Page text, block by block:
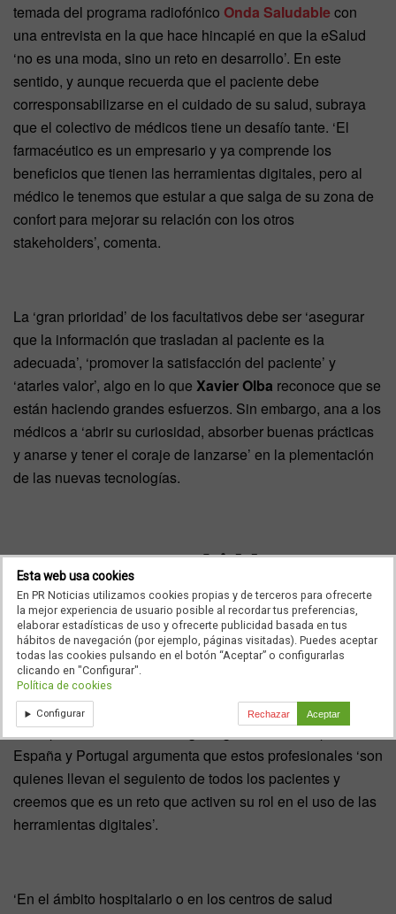
temada del programa radiofónico Onda Saludablecon
una entrevista en la que hace hincapié en que la eSalud
‘no es una moda, sino un reto en desarrollo’. En este
sentido, y aunque recuerda que el paciente debe
corresponsabilizarse en el cuidado de su salud, subraya
que el colectivo de médicos tiene un desafío tante. ‘El
farmacéutico es un empresario y ya comprende los
beneficios que tienen las herramientas digitales, pero al
médico le tenemos que estular a que salga de su zona de
confort para mejorar su relación con los otros
stakeholders’, comenta.
La ‘gran prioridad’ de los facultativos debe ser ‘asegurar
que la información que trasladan al paciente es la
adecuada’, ‘promover la satisfacción del paciente’ y
‘atarles valor’, algo en lo que Xavier Olba reconoce que se
están haciendo grandes esfuerzos. Sin embargo, ana a los
médicos a ‘abrir su curiosidad, absorber buenas prácticas
y anarse y tener el coraje de lanzarse’ en la plementación
de las nuevas tecnologías.
El responsable de la estrategia digital deSanofipara
España y Portugal argumenta que estos profesionales ‘son
quienes llevan el seguiento de todos los pacientes y
creemos que es un reto que activen su rol en el uso de las
herramientas digitales’.
‘En el ámbito hospitalario o en los centros de salud
Esta web usa cookies
En PR Noticias utilizamos cookies propias y de terceros para ofrecerte
la mejor experiencia de usuario posible al recordar tus preferencias,
elaborar estadísticas de uso y ofrecerte publicidad basada en tus
hábitos de navegación (por ejemplo, páginas visitadas). Puedes aceptar
todas las cookies pulsando en el botón “Aceptar” o configurarlas
clicando en "Configurar".
Política de cookies
Configurar Rechazar Aceptar